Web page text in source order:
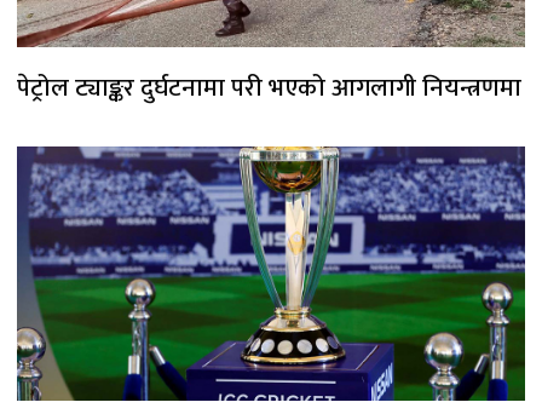
पेट्रोल ट्याङ्कर दुर्घटनामा परी भएको आगलागी नियन्त्रणमा